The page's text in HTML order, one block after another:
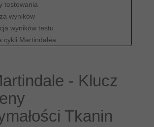
testowania
wyników
wyników testu
cykli Martindalea
na jakość produktów końcowych
tapicerowane
specjalistyczna
wnętrz
testu dla różnych grup interesariuszy
- Klucz
Tkanin